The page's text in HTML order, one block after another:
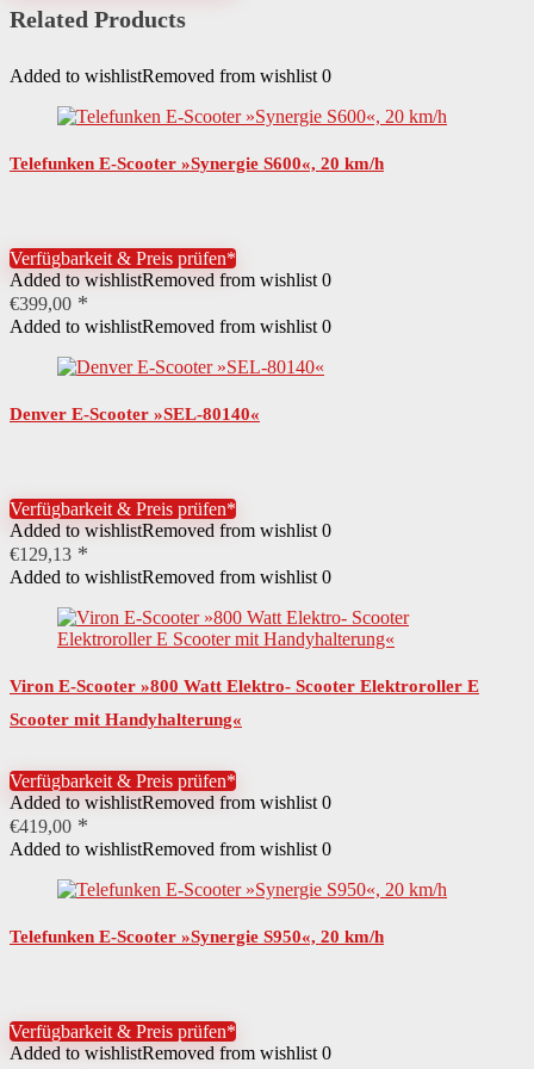
Altersempfehlung
Muster Trittfläche unifarben
Höchstgeschwindigkeit 20 km/h
Anzahl Räder 2
Leistung Motor 500 W
Antriebsform Nabenantrieb
Details Akku
Ladezeit Akku 6,5 Std.
Typ Akku Lithium-Ionen-Akku
Spannung Akku 52 V
Art Räder
Typ Vorderbremse Trommelbremse
Related Products
Added to wishlistRemoved from wishlist 0
Telefunken E-Scooter »Synergie S600«, 20 km/h
Verfügbarkeit & Preis prüfen*
Added to wishlistRemoved from wishlist 0
€399,00
Added to wishlistRemoved from wishlist 0
Denver E-Scooter »SEL-80140«
Verfügbarkeit & Preis prüfen*
Added to wishlistRemoved from wishlist 0
€129,13
Added to wishlistRemoved from wishlist 0
Viron E-Scooter »800 Watt Elektro- Scooter Elektroroller E
Scooter mit Handyhalterung«
Verfügbarkeit & Preis prüfen*
Added to wishlistRemoved from wishlist 0
€419,00
Added to wishlistRemoved from wishlist 0
Telefunken E-Scooter »Synergie S950«, 20 km/h
Verfügbarkeit & Preis prüfen*
Added to wishlistRemoved from wishlist 0